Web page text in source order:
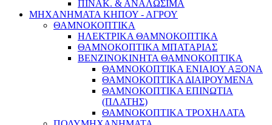
ΠΙΝΑΚ. & ΑΝΑΛΩΣΙΜΑ
ΜΗΧΑΝΗΜΑΤΑ ΚΗΠΟΥ - ΑΓΡΟΥ
ΘΑΜΝΟΚΟΠΤΙΚΑ
ΗΛΕΚΤΡΙΚΑ ΘΑΜΝΟΚΟΠΤΙΚΑ
ΘΑΜΝΟΚΟΠΤΙΚΑ ΜΠΑΤΑΡΙΑΣ
ΒΕΝΖΙΝΟΚΙΝΗΤΑ ΘΑΜΝΟΚΟΠΤΙΚΑ
ΘΑΜΝΟΚΟΠΤΙΚΑ ΕΝΙΑΙΟΥ ΑΞΟΝΑ
ΘΑΜΝΟΚΟΠΤΙΚΑ ΔΙΑΙΡΟΥΜΕΝΑ
ΘΑΜΝΟΚΟΠΤΙΚΑ ΕΠΙΝΩΤΙΑ
(ΠΛΑΤΗΣ)
ΘΑΜΝΟΚΟΠΤΙΚΑ ΤΡΟΧΗΛΑΤΑ